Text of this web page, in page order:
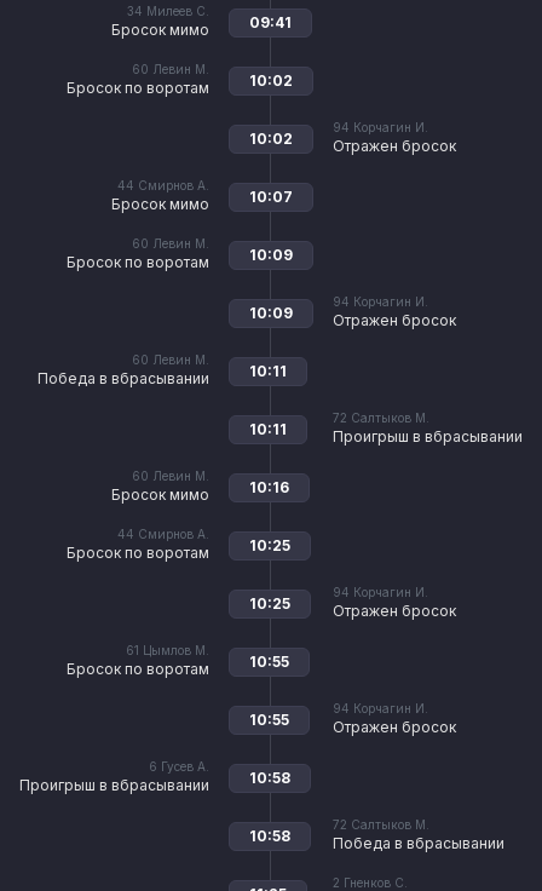
34 Милеев С.
Бросок мимо 09:41
60 Левин М.
Бросок по воротам 10:02
94 Корчагин И.
Отражен бросок
10:02
44 Смирнов А.
Бросок мимо 10:07
60 Левин М.
Бросок по воротам 10:09
94 Корчагин И.
Отражен бросок
10:09
60 Левин М.
Победа в вбрасывании 10:11
72 Салтыков М.
Проигрыш в вбрасывании
10:11
60 Левин М.
Бросок мимо 10:16
44 Смирнов А.
Бросок по воротам 10:25
94 Корчагин И.
Отражен бросок
10:25
61 Цымлов М.
Бросок по воротам 10:55
94 Корчагин И.
Отражен бросок
10:55
6 Гусев А.
Проигрыш в вбрасывании 10:58
72 Салтыков М.
Победа в вбрасывании
10:58
2 Гненков С.